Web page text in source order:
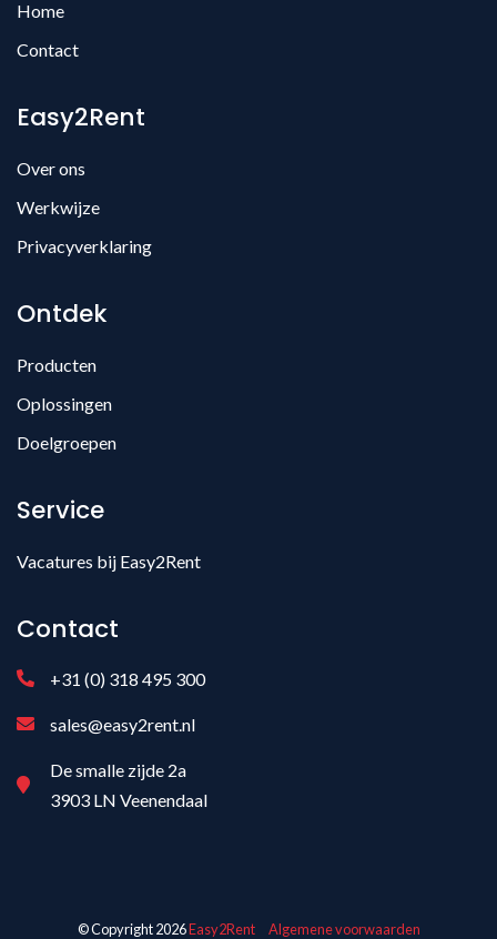
Home
Contact
Easy2Rent
Over ons
Werkwijze
Privacyverklaring
Ontdek
Producten
Oplossingen
Doelgroepen
Service
Vacatures bij Easy2Rent
Contact
+31 (0) 318 495 300
sales@easy2rent.nl
De smalle zijde 2a
3903 LN Veenendaal
© Copyright 2026Easy2Rent Algemene voorwaarden